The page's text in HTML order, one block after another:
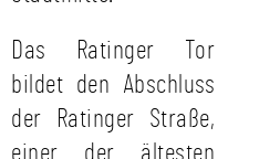
Das Ratinger Tor
bildet den Abschluss
der Ratinger Straße,
einer der ältesten